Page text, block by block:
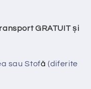
GRATUIT și
sau Stofă (diferite